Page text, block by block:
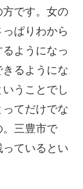
です。女の
ぱりわから
ようになっ
るようにな
うことでし
てだけでな
。三豊市で
ているとい